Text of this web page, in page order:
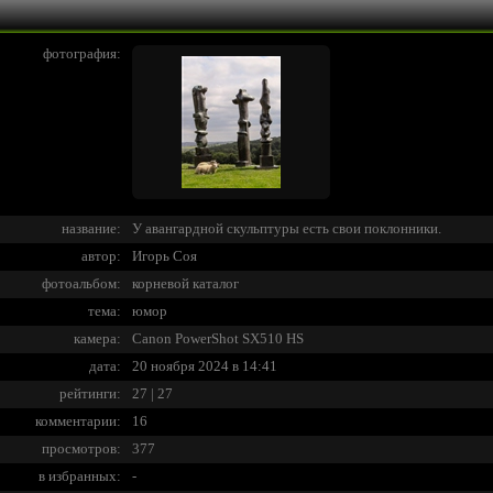
фотография:
название:
У авангардной скульптуры есть свои поклонники.
автор:
Игорь Соя
фотоальбом:
корневой каталог
тема:
юмор
камера:
Canon PowerShot SX510 HS
дата:
20 ноября 2024 в 14:41
рейтинги:
27 | 27
комментарии:
16
просмотров:
377
в избранных:
-